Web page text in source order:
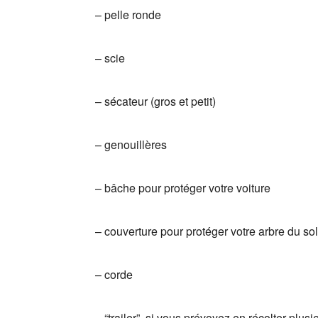
– pelle ronde
– scie
– sécateur (gros et petit)
– genouillères
– bâche pour protéger votre voiture
– couverture pour protéger votre arbre du
– corde